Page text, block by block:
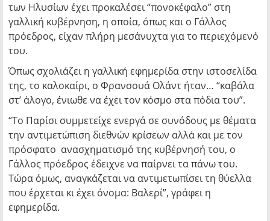
των Ηλυσίων έχει προκαλέσει “πονοκέφαλο” στη
γαλλική κυβέρνηση, η οποία, όπως και ο Γάλλος
πρόεδρος, είχαν πλήρη μεσάνυχτα για το περιεχόμενό
του.
Όπως σχολιάζει η γαλλική εφημερίδα στην ιστοσελίδα
της, το καλοκαίρι, ο Φρανσουά Ολάντ ήταν… “καβάλα
στ’ άλογο, ένιωθε να έχει τον κόσμο στα πόδια του”.
“Το Παρίσι συμμετείχε ενεργά σε συνόδους με θέματα
την αντιμετώπιση διεθνών κρίσεων αλλά και με τον
πρόσφατο ανασχηματισμό της κυβέρνησή του, ο
Γάλλος πρόεδρος έδειχνε να παίρνει τα πάνω του.
Τώρα όμως, αναγκάζεται να αντιμετωπίσει τη θύελλα
που έρχεται κι έχει όνομα: Βαλερί”, γράφει η
εφημερίδα.